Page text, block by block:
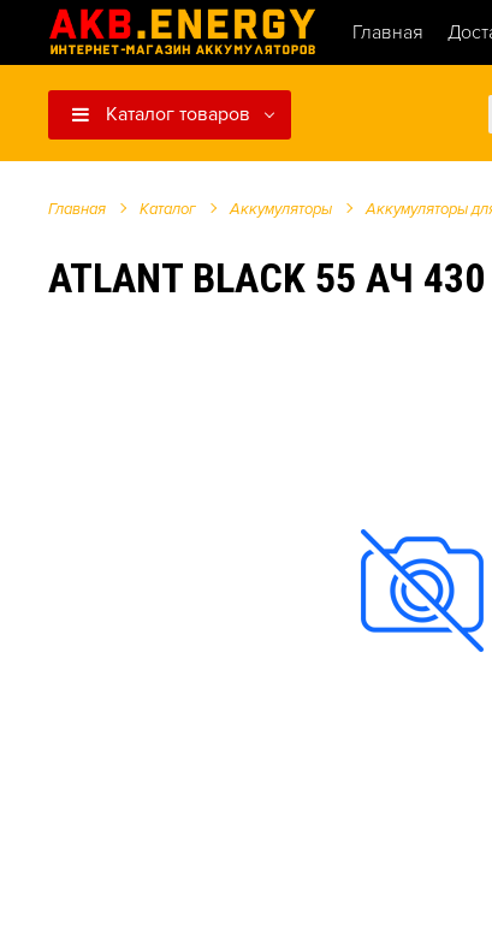
Главная
Каталог товаров
Главная Каталог Аккумуляторы Аккумуляторы
ATLANT BLACK 55 АЧ